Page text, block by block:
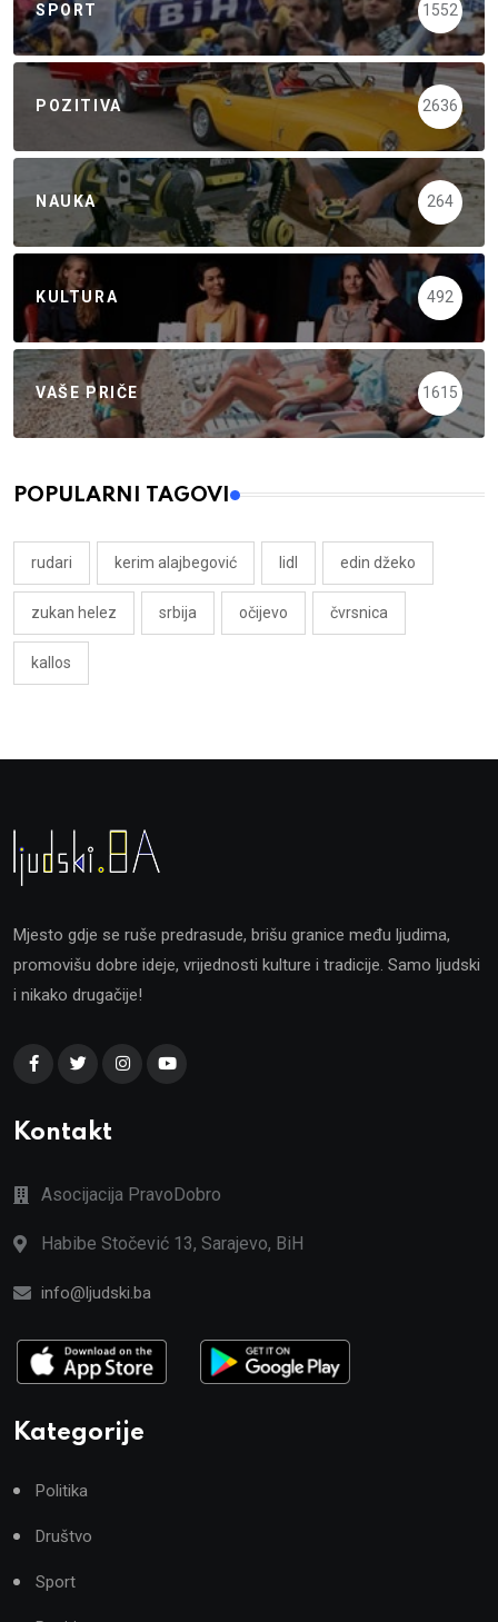
SPORT 1552
POZITIVA 2636
NAUKA 264
KULTURA 492
VAŠE PRIČE 1615
POPULARNI TAGOVI
rudari kerim alajbegović lidl edin džeko
zukan helez srbija očijevo čvrsnica
kallos
Mjesto gdje se ruše predrasude, brišu granice među ljudima,
promovišu dobre ideje, vrijednosti kulture i tradicije. Samo ljudski
i nikako drugačije!
Kontakt
Asocijacija PravoDobro
Habibe Stočević 13, Sarajevo, BiH
info@ljudski.ba
Kategorije
Politika
Društvo
Sport